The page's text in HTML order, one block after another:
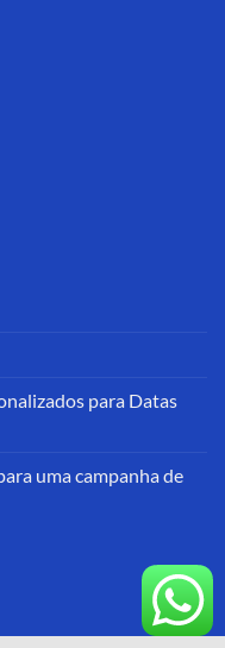
para Datas
uma campanha de